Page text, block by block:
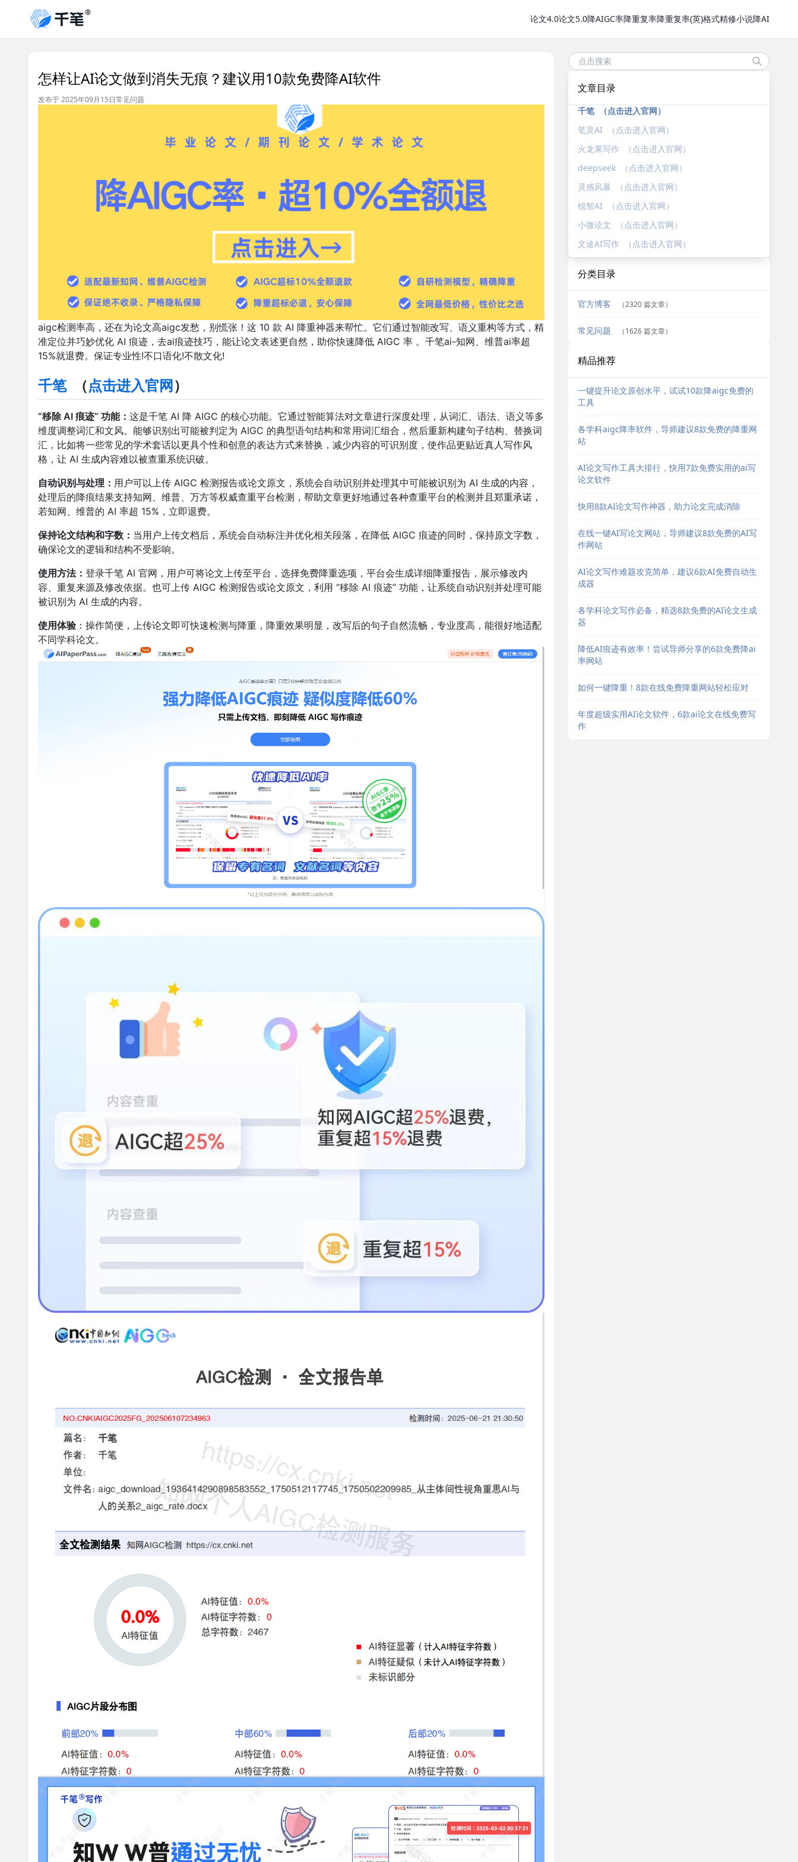
论文4.0论文5.0降AIGC率降重复率降重复率(英)格式精修小说降AI
怎样让AI论文做到消失无痕？建议用10款免费降AI软件
发布于 2025年09月15日常见问题
aigc检测率高，还在为论文高aigc发愁，别慌张！这 10 款 AI 降重神器来帮忙。它们通过智能改写、语义重构等方式，精
准定位并巧妙优化 AI 痕迹，去ai痕迹技巧，能让论文表述更自然，助你快速降低 AIGC 率 。千笔ai-知网、维普ai率超
15%就退费。保证专业性!不口语化!不散文化!
千笔（点击进入官网 ）
“移除 AI 痕迹” 功能： 这是千笔 AI 降 AIGC 的核心功能。它通过智能算法对文章进行深度处理，从词汇、语法、语义等多
维度调整词汇和文风。能够识别出可能被判定为 AIGC 的典型语句结构和常用词汇组合，然后重新构建句子结构、替换词
汇，比如将一些常见的学术套话以更具个性和创意的表达方式来替换，减少内容的可识别度，使作品更贴近真人写作风
格，让 AI 生成内容难以被查重系统识破。
自动识别与处理： 用户可以上传 AIGC 检测报告或论文原文，系统会自动识别并处理其中可能被识别为 AI 生成的内容，
处理后的降痕结果支持知网、维普、万方等权威查重平台检测，帮助文章更好地通过各种查重平台的检测并且郑重承诺，
若知网、维普的 AI 率超 15%，立即退费。
保持论文结构和字数： 当用户上传文档后，系统会自动标注并优化相关段落，在降低 AIGC 痕迹的同时，保持原文字数，
确保论文的逻辑和结构不受影响。
使用方法： 登录千笔 AI 官网， 用户可将论文上传至平台，选择免费降重选项，平台会生成详细降重报告，展示修改内
容、重复来源及修改依据。也可上传 AIGC 检测报告或论文原文，利用 “移除 AI 痕迹” 功能，让系统自动识别并处理可能
被识别为 AI 生成的内容。
使用体验：操作简便，上传论文即可快速检测与降重，降重效果明显，改写后的句子自然流畅，专业度高，能很好地适配
不同学科论文。
文章目录
千笔 （点击进入官网）
笔灵AI （点击进入官网）
火龙果写作 （点击进入官网）
deepseek （点击进入官网）
灵感风暴 （点击进入官网）
锐智AI （点击进入官网）
小微论文 （点击进入官网）
文途AI写作 （点击进入官网）
分类目录
官方博客 （2320 篇文章）
常见问题 （1626 篇文章）
精品推荐
一键提升论文原创水平，试试10款降aigc免费的
工具
各学科aigc降率软件，导师建议8款免费的降重网
站
AI论文写作工具大排行，快用7款免费实用的ai写
论文软件
快用8款AI论文写作神器，助力论文完成消除
在线一键AI写论文网站，导师建议8款免费的AI写
作网站
AI论文写作难题攻克简单，建议6款AI免费自动生
成器
各学科论文写作必备，精选8款免费的AI论文生成
器
降低AI痕迹有效率！尝试导师分享的6款免费降ai
率网站
如何一键降重！8款在线免费降重网站轻松应对
年度超级实用AI论文软件，6款ai论文在线免费写
作